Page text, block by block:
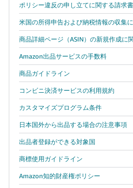
ポリシー違反の申し立てに関する請求
米国の所得申告および納税情報の収集
商品詳細ページ（ASIN）の新規作成に
Amazon出品サービスの手数料
商品ガイドライン
コンビニ決済サービスの利用規約
カスタマイズプログラム条件
日本国外から出品する場合の注意事項
出品者登録ができる対象国
商標使用ガイドライン
Amazon知的財産権ポリシー